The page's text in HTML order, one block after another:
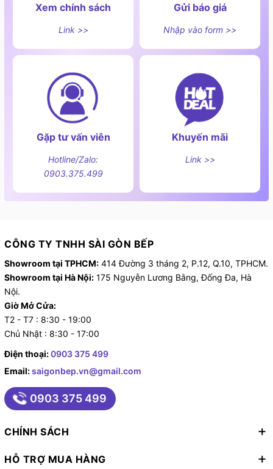
nhiệt độ hâm nóng ở các mức khác nhau chỉ cần ấn
phím warm.
- Tính năng dừng bếp tạm thời (Pause): để nghe điện
thoại, mở cửa cho khách hoặc vệ sinh bếp từ
- Hẹn giờ độc lập cho từng vùng nấu, thời gian hẹn
đến 1 giờ 59 phút
5. Các tính năng an toàn Chefs EH-DIH888V
- Cảnh báo nhiệt dư vùng nấu (Residual heat): sau khi
nấu, mặt kính bếp thường bị nóng do nhiệt lượng từ
đáy nồi tiếp xúc với mặt kính truyền lại. Bếp sẽ cảnh
báo người dùng bằng chữ "H" nếu nóng nhiều và "h"
nếu nóng ít.
- Khóa an toàn trẻ em (Child lock)
Xem chính sách
Link >>
Gửi báo giá
Nhập vào form >>
Gặp tư vấn viên
Hotline/Zalo:
0903.375.499
Khuyến mãi
Link >>
CÔNG TY TNHH SÀI GÒN BẾP
Showroom tại TPHCM: 414 Đường 3 tháng 2, P.12, Q.10, TPHCM.
Showroom tại Hà Nội: 175 Nguyễn Lương Bằng, Đống Đa, Hà
Nội.
Giờ Mở Cửa:
T2 - T7 : 8:30 - 19:00
Chủ Nhật : 8:30 - 17:00
Điện thoại:0903 375 499
Email:saigonbep.vn@gmail.com
0903 375 499
CHÍNH SÁCH
HỖ TRỢ MUA HÀNG